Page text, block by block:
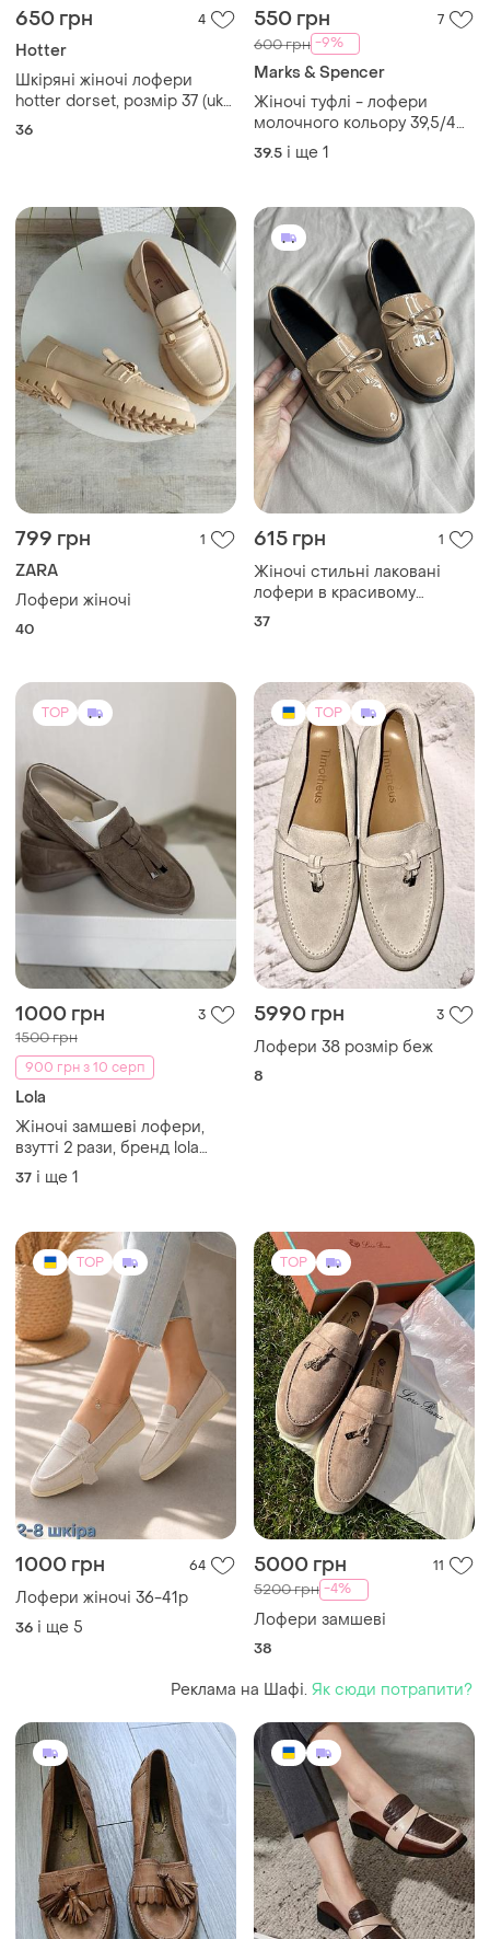
650 грн 4
Hotter
Шкіряні жіночі лофери
hotter dorset, розмір 37 (uk
4, us 6), оригінал, англія( 23
36
550 грн 7
600 грн -9%
Marks & Spencer
Жіночі туфлі - лофери
молочного кольору 39,5/40
розміру marks&spencer
39.5 і ще 1
799 грн 1
ZARA
Лофери жіночі
40
615 грн 1
Жіночі стильні лаковані
лофери в красивому
карамельному кольорі
37
TOP
1000 грн 3
1500 грн
900 грн з 10 серп
Lola
Жіночі замшеві лофери,
взутті 2 рази, бренд lola
andi, колір сіро/бежеві
розмір 37, без дефектів
37 і ще 1
TOP
5990 грн 3
Лофери 38 розмір беж
8
TOP
1000 грн 64
Лофери жіночі 36-41р
36 і ще 5
TOP
5000 грн 11
5200 грн -4%
Лофери замшеві
38
Реклама на Шафі. Як сюди потрапити?